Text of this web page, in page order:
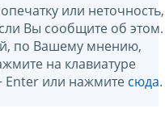
или неточность,
Вы сообщите об этом.
по Вашему мнению,
на клавиатуре
или нажмите сюда.